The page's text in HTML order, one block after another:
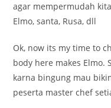
agar mempermudah
Elmo, santa, Rusa, dll
Ok, now its my time to
body here makes Elmo.
karna bingung mau
peserta master chef